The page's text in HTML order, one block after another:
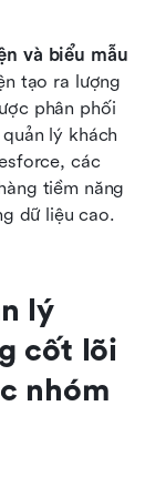
và biểu mẫu
tạo ra lượng
phân phối
lý khách
các
tiềm năng
dữ liệu cao.
lý
cốt lõi
nhóm